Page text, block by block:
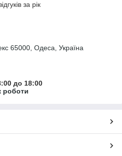
за рік
65000, Одеса, Україна
до 18:00
роботи